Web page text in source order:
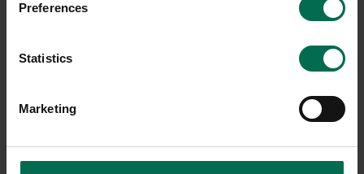
Preferences
Statistics
Marketing